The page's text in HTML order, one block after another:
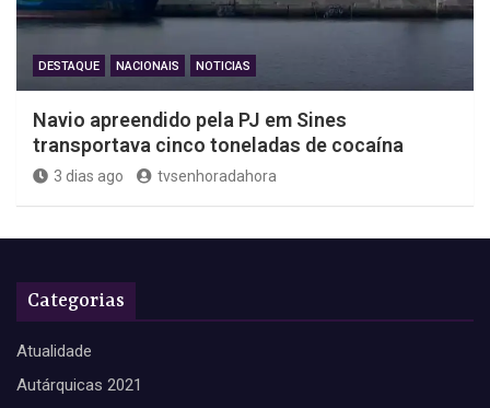
DESTAQUE NACIONAIS NOTICIAS
Navio apreendido pela PJ em Sines
transportava cinco toneladas de cocaína
3 dias ago tvsenhoradahora
Categorias
Atualidade
Autárquicas 2021